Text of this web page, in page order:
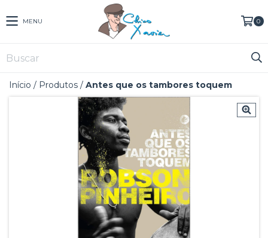
MENU 0
Início / Produtos / Antes que os tambores toquem